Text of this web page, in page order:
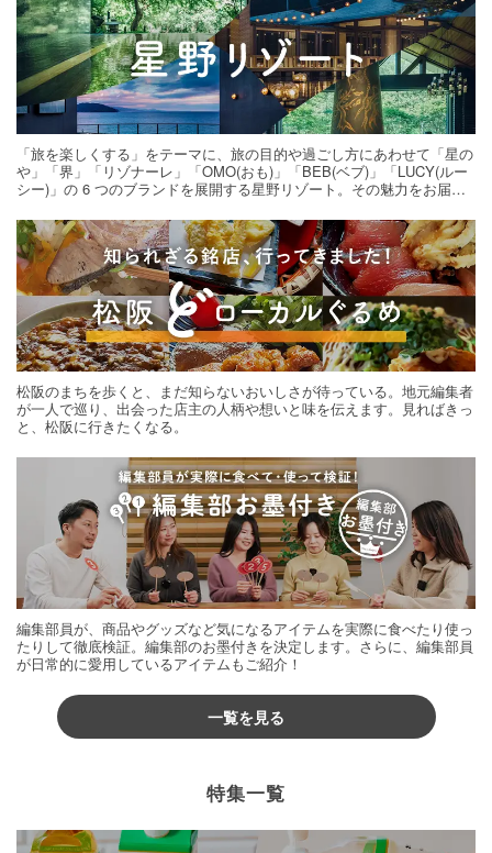
「旅を楽しくする」をテーマに、旅の目的や過ごし方にあわせて「星の
や」「界」「リゾナーレ」「OMO(おも)」「BEB(ベブ)」「LUCY(ルー
シー)」の 6 つのブランドを展開する星野リゾート。その魅力をお届け
松阪のまちを歩くと、まだ知らないおいしさが待っている。地元編集者
が一人で巡り、出会った店主の人柄や想いと味を伝えます。見ればきっ
と、松阪に行きたくなる。
編集部員が、商品やグッズなど気になるアイテムを実際に食べたり使っ
たりして徹底検証。編集部のお墨付きを決定します。さらに、編集部員
が日常的に愛用しているアイテムもご紹介！
一覧を見る
特集一覧